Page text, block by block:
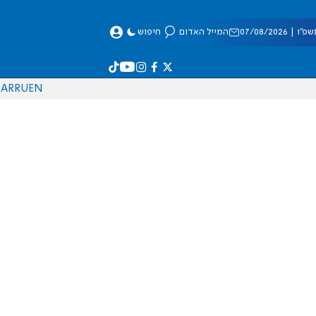
08/2026 המייל האדום חיפוש
EN
RU
AR